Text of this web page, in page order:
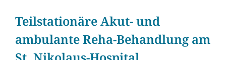
Bild
Teilstationäre Akut- und
ambulante Reha-Behandlung am